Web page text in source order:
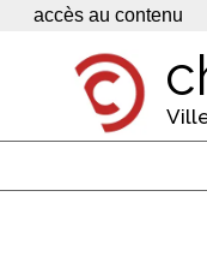
Panneau de gestion des
accès au contenu